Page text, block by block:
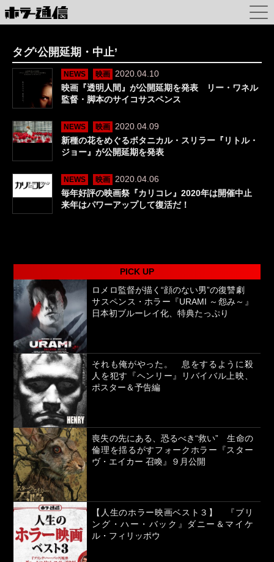
タグ‘公開延期・中止’
NEWS 映画
2020.04.10
映画『透明人間』が公開延期を発表 リー・ワネル
監督・脚本のサイコサスペンス
NEWS 映画
2020.04.09
新種の花をめぐるボタニカル・スリラー『リトル・
ジョー』が公開延期を発表
NEWS 映画
2020.04.06
毎年好評の映画祭『カリコレ』2020年は開催中止
来年はパワーアップして復活だ！
PICK UP
ロメロ監督が描く“顔のない男”の復讐劇
サスペンス・ホラー『URAMI ～怨み～』
日本初ブルーレイ化、特典たっぷり
それも俺がやった。 息をするように殺
人を犯す『ヘンリー』リバイバル上映、
ポスター＆予告編
喪失の先にある、恐るべき“救い” 生命の
倫理を揺るがすフォークホラー『スター
ヴ・エイカー 召喚』９月公開
【人生のホラー映画ベスト３】 『ブリ
ング・ハー・バック』ダニー＆マイケ
ル・フィリッポウ